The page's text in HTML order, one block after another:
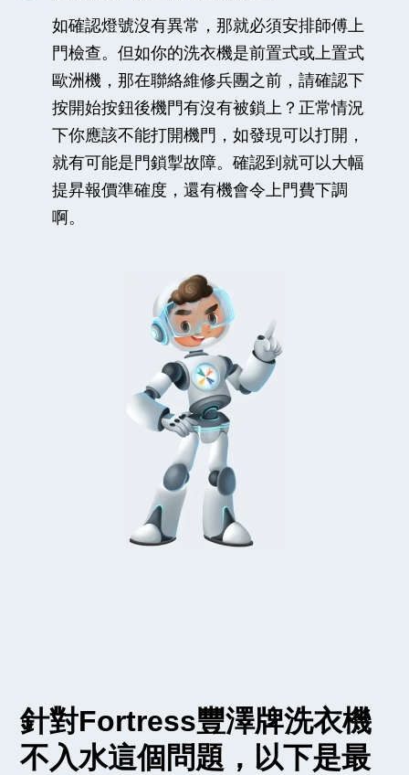
如確認燈號沒有異常，那就必須安排師傅上
門檢查。但如你的洗衣機是前置式或上置式
歐洲機，那在聯絡維修兵團之前，請確認下
按開始按鈕後機門有沒有被鎖上？正常情況
下你應該不能打開機門，如發現可以打開，
就有可能是門鎖掣故障。確認到就可以大幅
提昇報價準確度，還有機會令上門費下調
啊。
針對Fortress豐澤牌洗衣機
不入水這個問題，以下是最